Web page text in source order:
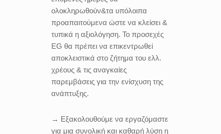
ολοκληρωθούν&τα υπόλοιπα
προαπαιτούμενα ώστε να κλείσει &
τυπικά η αξιολόγηση. Το προσεχές
EG θα πρέπει να επικεντρωθεί
αποκλειστικά στο ζήτημα του ελλ.
χρέους & τις αναγκαίες
παρεμβάσεις για την ενίσχυση της
ανάπτυξης.
→ Εξακολουθούμε να εργαζόμαστε
για μια συνολική και καθαρή λύση η